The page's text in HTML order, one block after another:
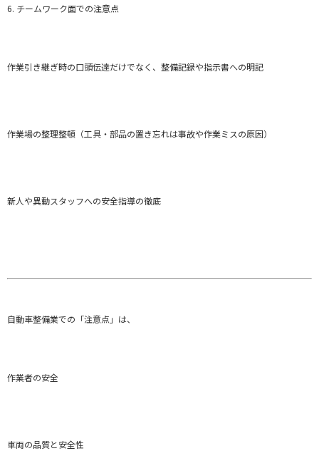
6. チームワーク面での注意点
作業引き継ぎ時の口頭伝達だけでなく、整備記録や指示書への明記
作業場の整理整頓（工具・部品の置き忘れは事故や作業ミスの原因）
新人や異動スタッフへの安全指導の徹底
自動車整備業での「注意点」は、
作業者の安全
車両の品質と安全性